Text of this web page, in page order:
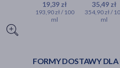
19,39 zł
193,90 zł / 100
ml
35,49 zł
354,90 zł /
ml
FORMY DOSTAWY